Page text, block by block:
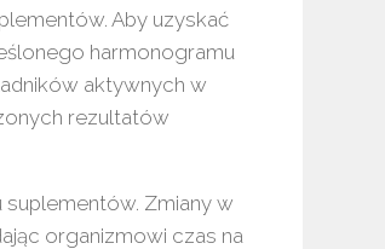
Aby uzyskać
harmonogramu
aktywnych w
rezultatów
Zmiany w
organizmowi czas na